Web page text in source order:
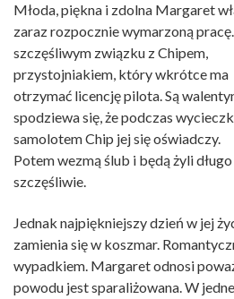
Młoda, piękna i zdolna Margaret
zaraz rozpocznie wymarzoną
szczęśliwym związku z Chipem,
przystojniakiem, który wkrótce ma
otrzymać licencję pilota. Są
spodziewa się, że podczas
samolotem Chip jej się oświadczy.
Potem wezmą ślub i będą żyli
szczęśliwie.
Jednak najpiękniejszy dzień w jej
zamienia się w koszmar.
wypadkiem. Margaret odnosi
powodu jest sparaliżowana. W